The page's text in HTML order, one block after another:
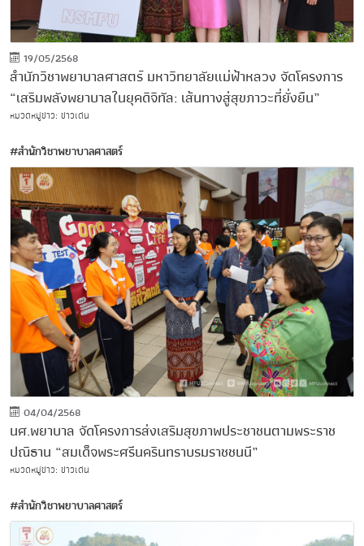
19/05/2568
สำนักวิชาพยาบาลศาสตร์ มหาวิทยาลัยแม่ฟ้าหลวง จัดโครงการ
“เสริมพลังพยาบาลในยุคดิจิทัล: เส้นทางสู่สุขภาวะที่ยั่งยืน”
หมวดหมู่ข่าว: ข่าวเด่น
#สำนักวิชาพยาบาลศาสตร์
04/04/2568
นศ.พยาบาล จัดโครงการส่งเสริมสุขภาพประชาชนตามพระราช
ปณิธาน “สมเด็จพระศรีนครินทราบรมราชชนนี”
หมวดหมู่ข่าว: ข่าวเด่น
#สำนักวิชาพยาบาลศาสตร์